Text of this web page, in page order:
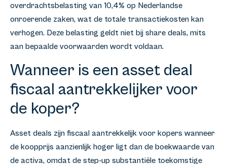
overdrachtsbelasting van 10,4% op Nederlandse
onroerende zaken, wat de totale transactiekosten kan
verhogen. Deze belasting geldt niet bij share deals, mits
aan bepaalde voorwaarden wordt voldaan.
Wanneer is een asset deal
fiscaal aantrekkelijker voor
de koper?
Asset deals zijn fiscaal aantrekkelijk voor kopers wanneer
de koopprijs aanzienlijk hoger ligt dan de boekwaarde van
de activa, omdat de step-up substantiële toekomstige